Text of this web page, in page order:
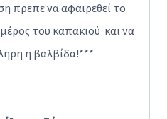
πρεπε να αφαιρεθεί το
του καπακιού και να
η βαλβίδα!***